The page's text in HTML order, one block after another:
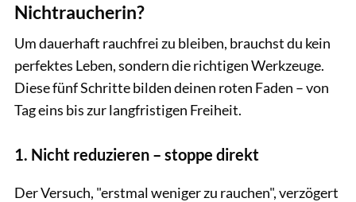
Nichtraucherin?
Um dauerhaft rauchfrei zu bleiben, brauchst du kein
perfektes Leben, sondern die richtigen Werkzeuge.
Diese fünf Schritte bilden deinen roten Faden – von
Tag eins bis zur langfristigen Freiheit.
1. Nicht reduzieren – stoppe direkt
Der Versuch, "erstmal weniger zu rauchen", verzögert